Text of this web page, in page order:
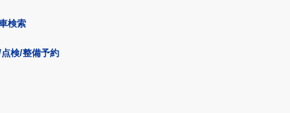
検索
検/整備予約